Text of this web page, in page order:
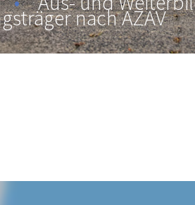
nach AZAV